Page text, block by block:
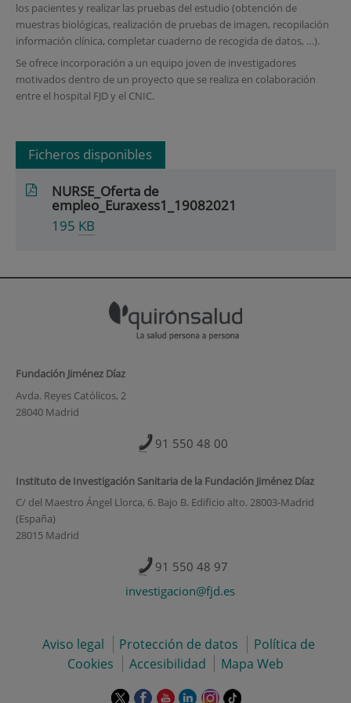
los pacientes y realizar las pruebas del estudio (obtención de
muestras biológicas, realización de pruebas de imagen, recopilación
información clínica, completar cuaderno de recogida de datos, …).
Se ofrece incorporación a un equipo joven de investigadores
motivados dentro de un proyecto que se realiza en colaboración
entre el hospital FJD y el CNIC.
Ficheros disponibles
NURSE_Oferta de
empleo_Euraxess1_19082021
195 KB
Fundación Jiménez Díaz
Avda. Reyes Católicos, 2
28040 Madrid
91 550 48 00
Instituto de Investigación Sanitaria de la Fundación Jiménez Díaz
C/ del Maestro Ángel Llorca, 6. Bajo B. Edificio alto. 28003-Madrid
(España)
28015 Madrid
91 550 48 97
investigacion@fjd.es
Aviso legal Protección de datos
Política de
Cookies
Accesibilidad Mapa Web
EsteEsteEsteEsteEsteEnlace